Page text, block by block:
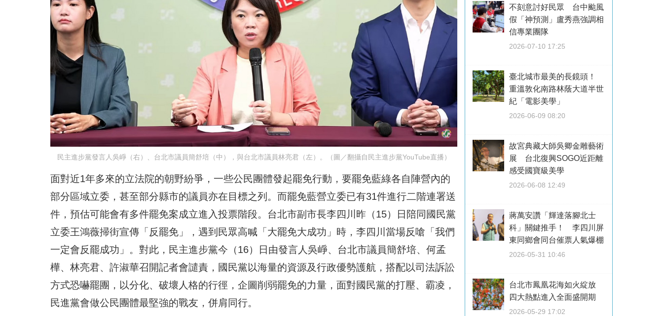
民主進步黨發言人吳崢（右）、台北市議員簡舒培（中），與台北市議員林亮君（左）。（圖／翻攝自民主進步黨YouTube直播）
面對近1年多來的立法院的朝野紛爭，一些公民團體發起罷免行動，要罷免藍綠各自陣營內的
部分區域立委，甚至部分縣市的議員亦在目標之列。而罷免藍營立委已有31件進行二階連署送
件，預估可能會有多件罷免案成立進入投票階段。台北市副市長李四川昨（15）日陪同國民黨
立委王鴻薇掃街宣傳「反罷免」，遇到民眾高喊「大罷免大成功」時，李四川當場反嗆「我們
一定會反罷成功」。對此，民主進步黨今（16）日由發言人吳崢、台北市議員簡舒培、何孟
樺、林亮君、許淑華召開記者會譴責，國民黨以海量的資源及行政優勢護航，搭配以司法訴訟
方式恐嚇罷團，以分化、破壞人格的行徑，企圖削弱罷免的力量，面對國民黨的打壓、霸凌，
民進黨會做公民團體最堅強的戰友，併肩同行。
不刻意討好民眾 台中颱風
假「神預測」盧秀燕強調相
信專業團隊
2026-07-10 17:25
臺北城市最美的長鏡頭！
重溫敦化南路林蔭大道半世
紀「電影美學」
2026-06-09 08:20
故宮典藏大師吳卿金雕藝術
展 台北復興SOGO近距離
感受國寶級美學
2026-06-08 12:49
蔣萬安讚「輝達落腳北士
科」關鍵推手！ 李四川屏
東同鄉會同台催票人氣爆棚
2026-05-31 10:46
台北市鳳凰花海如火綻放
四大熱點進入全面盛開期
2026-05-29 17:02